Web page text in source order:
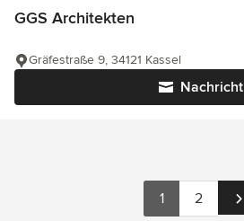
GGS Architekten
Nachricht
Gräfestraße 9, 34121 Kassel
1 2